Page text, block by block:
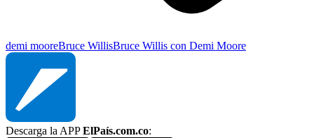
demi mooreBruce WillisBruce Willis con Demi Moore
Descarga la APPElPaís.com.co: